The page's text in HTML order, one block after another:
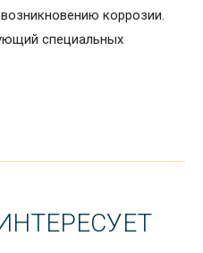
коррозии.
специальных